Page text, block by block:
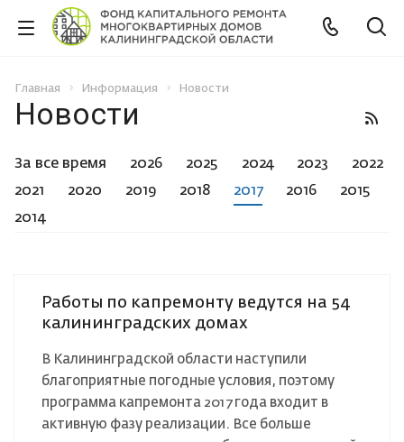
Главная Информация Новости
Новости
За все время 2026 2025 2024 2023
2022
2021
2020 2019 2018 2017 2016
2015
2014
Работы по капремонту ведутся на 54
калининградских домах
В Калининградской области наступили
благоприятные погодные условия, поэтому
программа капремонта 2017 года входит в
активную фазу реализации. Все больше